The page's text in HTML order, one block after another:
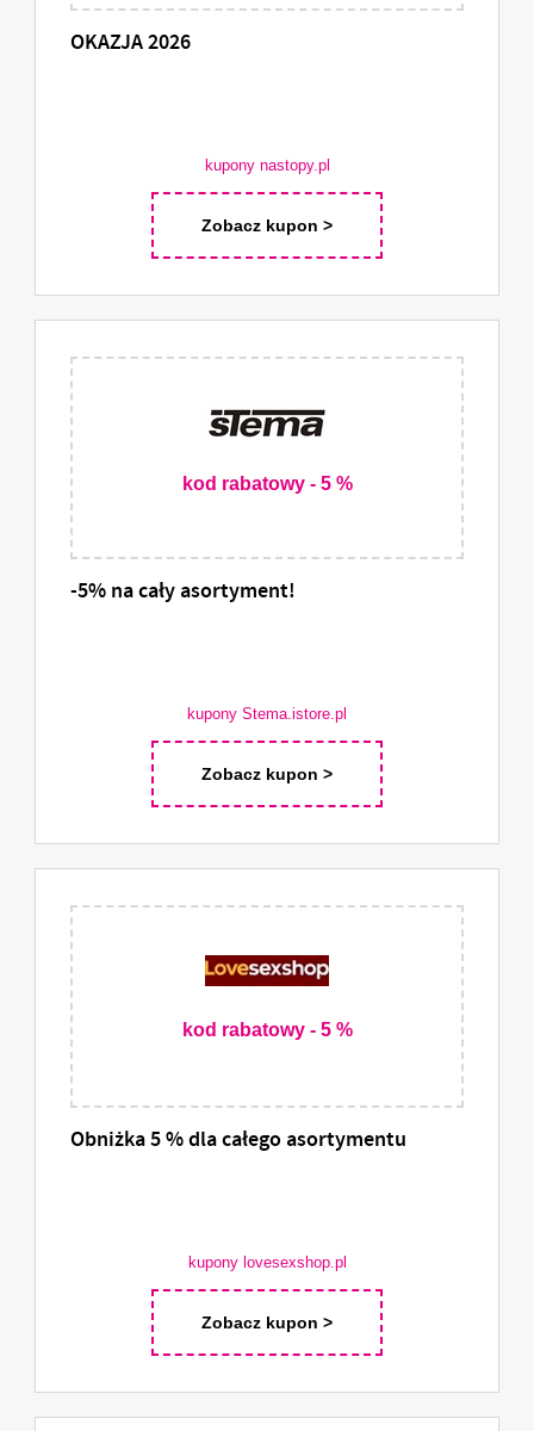
OKAZJA 2026
kupony nastopy.pl
Zobacz kupon >
kod rabatowy - 5 %
-5% na cały asortyment!
kupony Stema.istore.pl
Zobacz kupon >
kod rabatowy - 5 %
Obniżka 5 % dla całego asortymentu
kupony lovesexshop.pl
Zobacz kupon >